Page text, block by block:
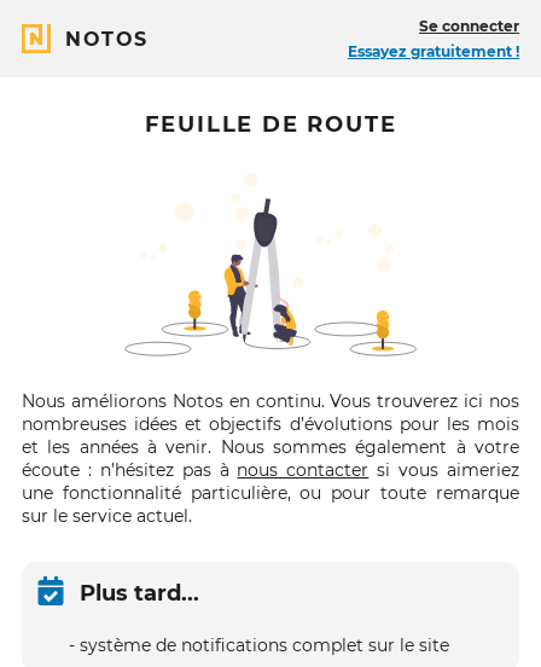
NOTOS
Se connecter
Essayez gratuitement !
FEUILLE DE ROUTE
Nous améliorons Notos en continu. Vous trouverez ici nos
nombreuses idées et objectifs d’évolutions pour les mois
et les années à venir. Nous sommes également à votre
écoute : n’hésitez pas à nous contacter si vous aimeriez
une fonctionnalité particulière, ou pour toute remarque
sur le service actuel.
Plus tard...
système de notifications complet sur le site